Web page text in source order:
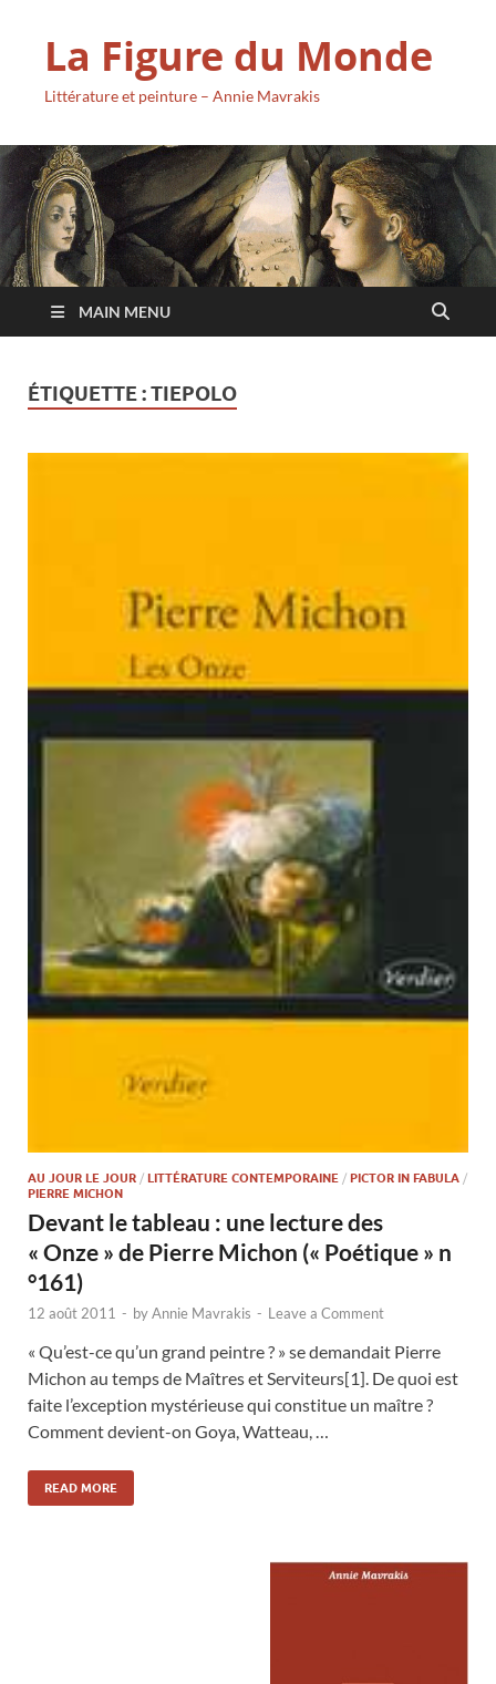
La Figure du Monde
Littérature et peinture – Annie Mavrakis
MAIN MENU
ÉTIQUETTE :TIEPOLO
AU JOUR LE JOUR / LITTÉRATURE CONTEMPORAINE / PICTOR IN FABULA /
PIERRE MICHON
Devant le tableau : une lecture des
« Onze » de Pierre Michon (« Poétique » n
°161)
12 août 2011 - byAnnie Mavrakis - Leave a Comment
« Qu’est-ce qu’un grand peintre ? » se demandait Pierre
Michon au temps de Maîtres et Serviteurs[1]. De quoi est
faite l’exception mystérieuse qui constitue un maître ?
Comment devient-on Goya, Watteau, …
READ MORE